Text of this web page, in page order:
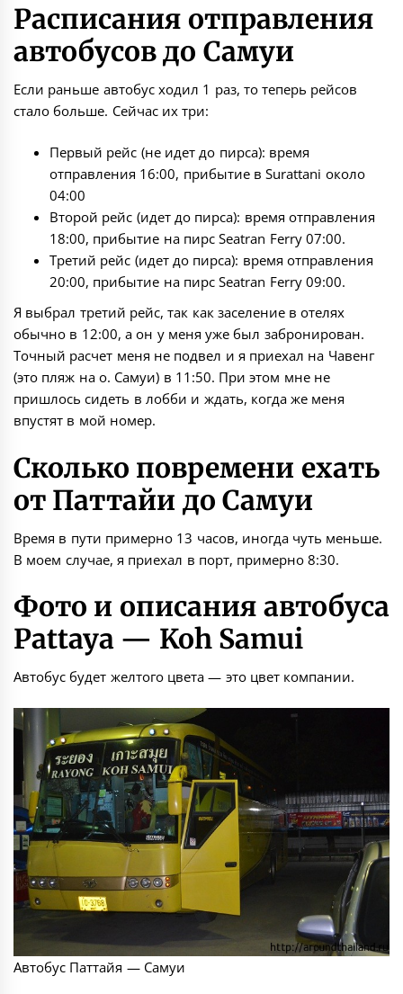
Расписания отправления
автобусов до Самуи
Если раньше автобус ходил 1 раз, то теперь рейсов
стало больше. Сейчас их три:
Первый рейс (не идет до пирса): время
отправления 16:00, прибытие в Surattani около
04:00
Второй рейс (идет до пирса): время отправления
18:00, прибытие на пирс Seatran Ferry 07:00.
Третий рейс (идет до пирса): время отправления
20:00, прибытие на пирс Seatran Ferry 09:00.
Я выбрал третий рейс, так как заселение в отелях
обычно в 12:00, а он у меня уже был забронирован.
Точный расчет меня не подвел и я приехал на Чавенг
(это пляж на о. Самуи) в 11:50. При этом мне не
пришлось сидеть в лобби и ждать, когда же меня
впустят в мой номер.
Сколько повремени ехать
от Паттайи до Самуи
Время в пути примерно 13 часов, иногда чуть меньше.
В моем случае, я приехал в порт, примерно 8:30.
Фото и описания автобуса
Pattaya — Koh Samui
Автобус будет желтого цвета — это цвет компании.
Автобус Паттайя — Самуи